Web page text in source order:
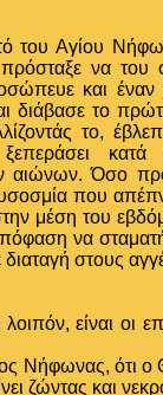
του Αγίου
πρόσταξε να
και
διάβασε το
το,
ξεπεράσει
αιώνων. Όσο
που
μέση του
να
στους
λοιπόν, είναι οι
Νήφωνας, ότι
ζώντας και